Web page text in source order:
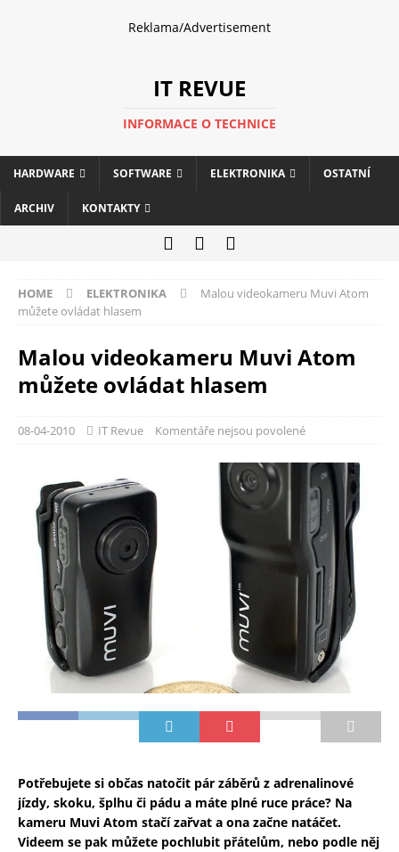
Reklama/Advertisement
IT REVUE
INFORMACE O TECHNICE
HARDWARE SOFTWARE ELEKTRONIKA OSTATNÍ
ARCHIV KONTAKTY
HOME ELEKTRONIKA
Malou videokameru Muvi Atom
můžete ovládat hlasem
Malou videokameru Muvi Atom
můžete ovládat hlasem
08-04-2010 IT Revue Komentáře nejsou povolené
Potřebujete si občas natočit pár záběrů z adrenalinové
jízdy, skoku, šplhu či pádu a máte plné ruce práce? Na
kameru Muvi Atom stačí zařvat a ona začne natáčet.
Videem se pak můžete pochlubit přátelům, nebo podle něj